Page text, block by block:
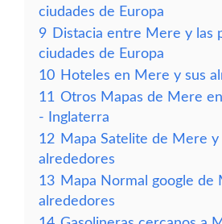
ciudades de Europa
9 Distacia entre Mere y las
ciudades de Europa
10 Hoteles en Mere y sus
11 Otros Mapas de Mere
- Inglaterra
12 Mapa Satelite de Mere y
alrededores
13 Mapa Normal google de
alrededores